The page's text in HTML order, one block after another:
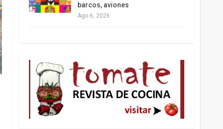
barcos, aviones
Ago 6, 2026